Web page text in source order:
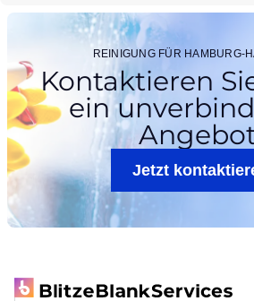
REINIGUNG FÜR HAMBURG-
Kontaktieren
ein
Jetzt